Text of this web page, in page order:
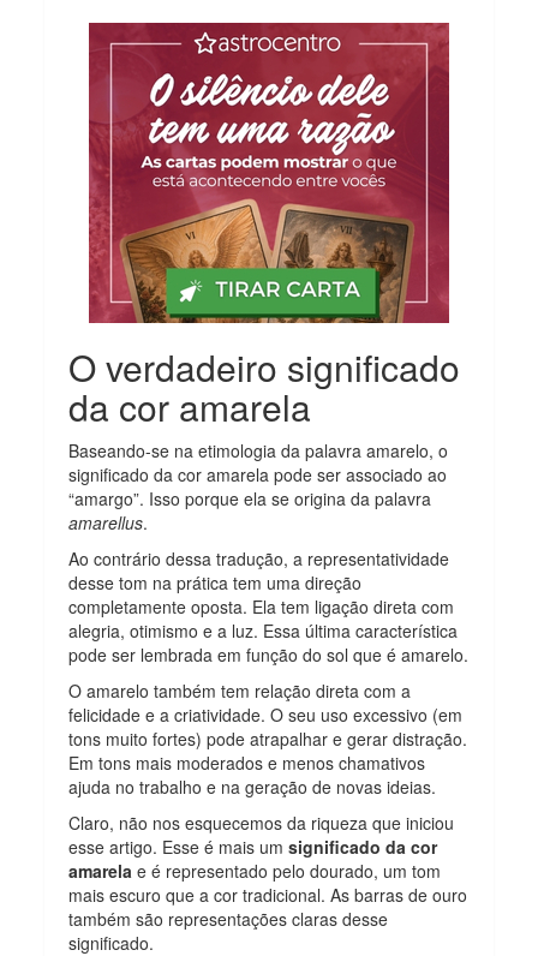
O verdadeiro significado
da cor amarela
Baseando-se na etimologia da palavra amarelo, o
significado da cor amarela pode ser associado ao
“amargo”. Isso porque ela se origina da palavra
amarellus.
Ao contrário dessa tradução, a representatividade
desse tom na prática tem uma direção
completamente oposta. Ela tem ligação direta com
alegria, otimismo e a luz. Essa última característica
pode ser lembrada em função do sol que é amarelo.
O amarelo também tem relação direta com a
felicidade e a criatividade. O seu uso excessivo (em
tons muito fortes) pode atrapalhar e gerar distração.
Em tons mais moderados e menos chamativos
ajuda no trabalho e na geração de novas ideias.
Claro, não nos esquecemos da riqueza que iniciou
esse artigo. Esse é mais umsignificado da cor
amarela e é representado pelo dourado, um tom
mais escuro que a cor tradicional. As barras de ouro
também são representações claras desse
significado.